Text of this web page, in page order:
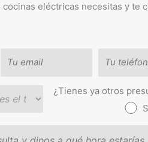
eléctricas necesitas y te
¿Tienes ya otros